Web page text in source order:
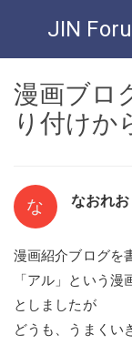
JIN
漫画ブロ
り付けか
な なおれお
漫画紹介ブログを
「アル」という
としましたが
どうも、うまくい